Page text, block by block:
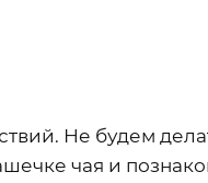
Не будем
чая и